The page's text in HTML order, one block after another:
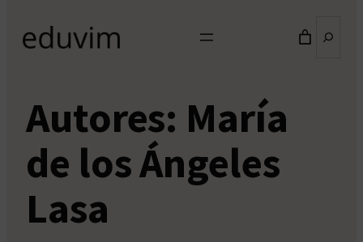
Autores: María
de los Ángeles
Lasa